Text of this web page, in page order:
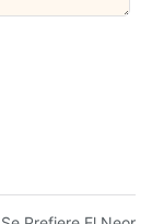
De Neopreno